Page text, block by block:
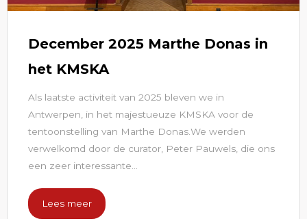
December 2025 Marthe Donas in
het KMSKA
Als laatste activiteit van 2025 bleven we in
Antwerpen, in het majestueuze KMSKA voor de
tentoonstelling van Marthe Donas.We werden
verwelkomd door de curator, Peter Pauwels, die ons
een zeer interessante...
Lees meer